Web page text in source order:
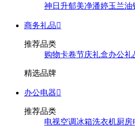
神 日升郁美净潘婷玉兰油
商务礼品
推荐品类
购物卡卷节庆礼盒办公礼
精选品牌
办公电器
推荐品类
电视空调冰箱洗衣机厨房